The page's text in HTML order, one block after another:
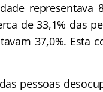
representava
de 33,1% das
37,0%. Esta
pessoas